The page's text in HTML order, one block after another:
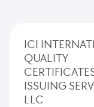
ICI
QUALITY
ISSUING
LLC